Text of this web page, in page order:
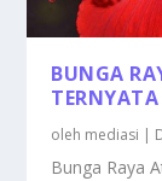
BUNGA
oleh mediasi |
Bunga Raya